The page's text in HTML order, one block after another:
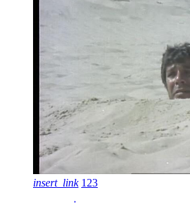
insert_link 123